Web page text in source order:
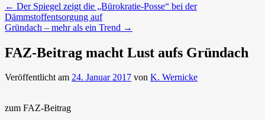
← Der Spiegel zeigt die „Bürokratie-Posse“ bei der
Dämmstoffentsorgung auf
Gründach – mehr als ein Trend →
FAZ-Beitrag macht Lust aufs Gründach
Veröffentlicht am 24. Januar 2017 von K. Wernicke
zum FAZ-Beitrag